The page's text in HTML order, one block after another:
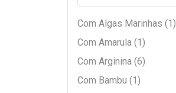
Com Algas Marinhas (1)
Com Amarula (1)
Com Arginina (6)
Com Bambu (1)